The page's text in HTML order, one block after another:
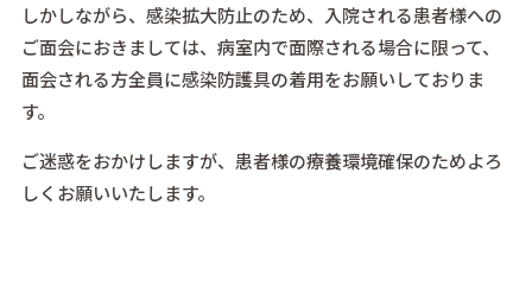
しかしながら、感染拡大防止のため、入院される患者様への
ご面会におきましては、病室内で面際される場合に限って、
面会される方全員に感染防護具の着用をお願いしておりま
す。
ご迷惑をおかけしますが、患者様の療養環境確保のためよろ
しくお願いいたします。